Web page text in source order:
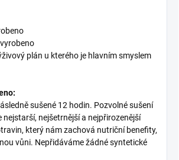
plán u kterého je hlavním smyslem
sušené 12 hodin. Pozvolné sušení
nejstarší, nejšetrnější a nejpřirozenější
který nám zachová nutriční benefity,
vůni. Nepřidáváme žádné syntetické